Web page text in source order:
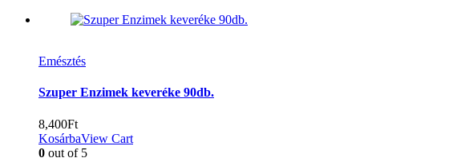
Emésztés
Szuper Enzimek keveréke 90db.
8,400Ft
KosárbaView Cart
0 out of 5